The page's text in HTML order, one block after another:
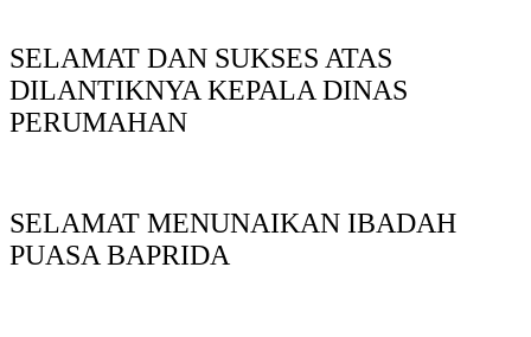
SELAMAT DAN SUKSES ATAS
DILANTIKNYA KEPALA DINAS
PERUMAHAN
SELAMAT MENUNAIKAN IBADAH
PUASA BAPRIDA